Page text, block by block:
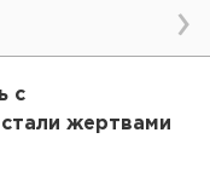
с
жертвами